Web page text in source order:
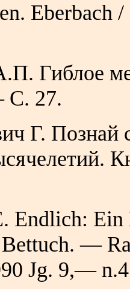
Eberbach
Гиблое
27.
Г.
Endlich: Ein
Bettuch. —
Jg. 9,—